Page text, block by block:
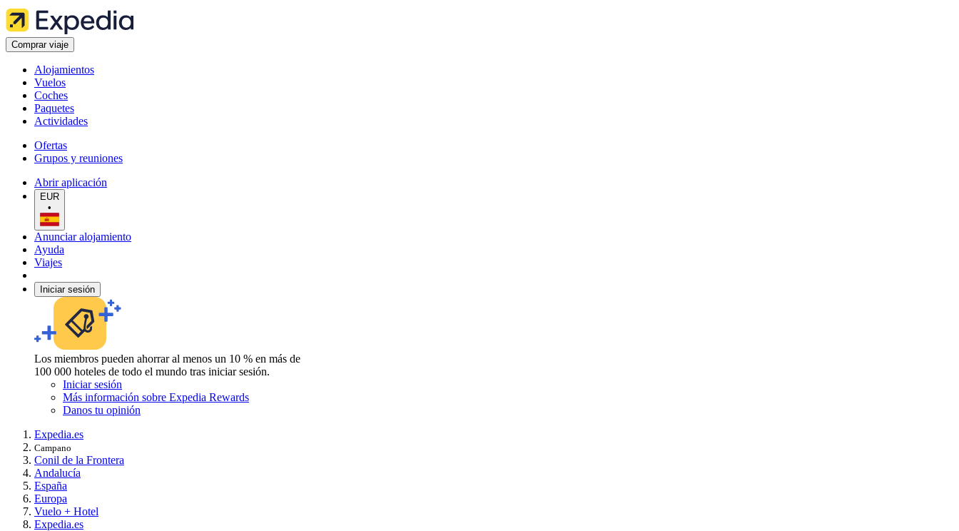
Comprar viaje
Alojamientos
Vuelos
Coches
Paquetes
Actividades
Ofertas
Grupos y reuniones
Abrir aplicación
EUR
•
Anunciar alojamiento
Ayuda
Viajes
Iniciar sesión
Los miembros pueden ahorrar al menos un 10 % en más de
100 000 hoteles de todo el mundo tras iniciar sesión.
Iniciar sesión
Más información sobre Expedia Rewards
Danos tu opinión
Expedia.es
Campano
Conil de la Frontera
Andalucía
España
Europa
Vuelo + Hotel
Expedia.es